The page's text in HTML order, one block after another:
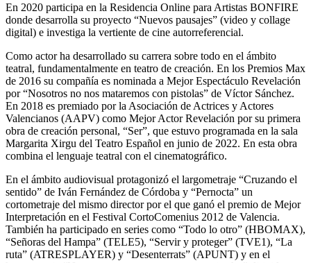
En 2020 participa en la Residencia Online para Artistas BONFIRE
donde desarrolla su proyecto “Nuevos pausajes” (video y collage
digital) e investiga la vertiente de cine autorreferencial.
Como actor ha desarrollado su carrera sobre todo en el ámbito
teatral, fundamentalmente en teatro de creación. En los Premios Max
de 2016 su compañía es nominada a Mejor Espectáculo Revelación
por “Nosotros no nos mataremos con pistolas” de Víctor Sánchez.
En 2018 es premiado por la Asociación de Actrices y Actores
Valencianos (AAPV) como Mejor Actor Revelación por su primera
obra de creación personal, “Ser”, que estuvo programada en la sala
Margarita Xirgu del Teatro Español en junio de 2022. En esta obra
combina el lenguaje teatral con el cinematográfico.
En el ámbito audiovisual protagonizó el largometraje “Cruzando el
sentido” de Iván Fernández de Córdoba y “Pernocta” un
cortometraje del mismo director por el que ganó el premio de Mejor
Interpretación en el Festival CortoComenius 2012 de Valencia.
También ha participado en series como “Todo lo otro” (HBOMAX),
“Señoras del Hampa” (TELE5), “Servir y proteger” (TVE1), “La
ruta” (ATRESPLAYER) y “Desenterrats” (APUNT) y en el